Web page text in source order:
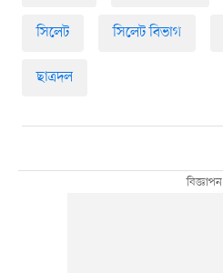
সিলেট সিলেট বিভাগ
ছাত্রদল